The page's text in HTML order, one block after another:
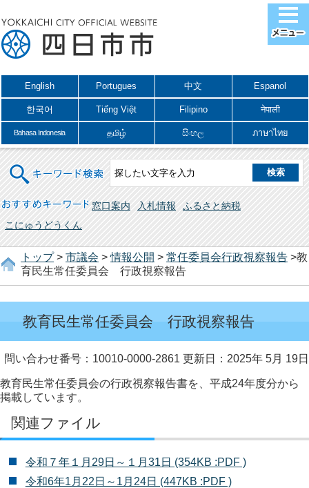
English Portugues 中文 Espanol
한국어 Tiếng Việt Filipino नेपाली
Bahasa Indonesia தமிழ் සිංහල ภาษาไทย
キーワード検索
おすすめキーワード 窓口案内 入札情報
ふるさと納税
こにゅうどうくん
トップ> 市議会 >情報公開 > 常任委員会行政視察報告 >教
育民生常任委員会 行政視察報告
教育民生常任委員会 行政視察報告
問い合わせ番号：10010-0000-2861 更新日：2025年 5月 19日
教育民生常任委員会の行政視察報告書を、平成24年度分から
掲載しています。
関連ファイル
令和７年１月29日～１月31日 (354KB :PDF )
令和6年1月22日～1月24日 (447KB :PDF )